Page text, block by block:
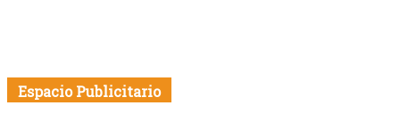
Espacio Publicitario